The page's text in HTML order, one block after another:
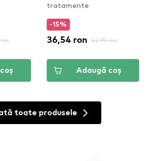
tratamente
-15%
36,54 ron 42,99 ron
Adaugă coș
toate produsele